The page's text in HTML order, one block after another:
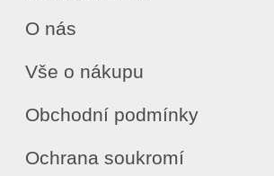
O nás
Vše o nákupu
Obchodní podmínky
Ochrana soukromí